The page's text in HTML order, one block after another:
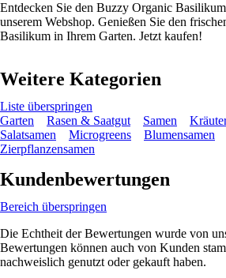
Entdecken Sie den Buzzy Organic
unserem Webshop. Genießen Sie den
Basilikum in Ihrem Garten. Jetzt kaufen!
Weitere Kategorien
Liste überspringen
Garten
Rasen & Saatgut Samen
Salatsamen
Microgreens Blumensamen
Zierpflanzensamen
Kundenbewertungen
Bereich überspringen
Die Echtheit der Bewertungen wurde von
Bewertungen können auch von Kunden
nachweislich genutzt oder gekauft haben.